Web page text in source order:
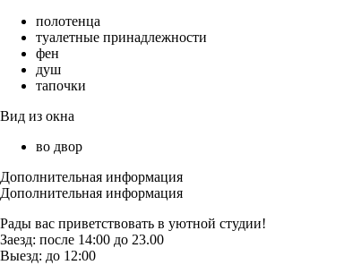
полотенца
туалетные принадлежности
фен
душ
тапочки
Вид из окна
во двор
Дополнительная информация
Дополнительная информация
Рады вас приветствовать в уютной студии!
Заезд: после 14:00 до 23.00
Выезд: до 12:00